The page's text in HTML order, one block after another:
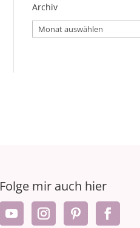
Archiv
Archiv
Folge mir auch hier